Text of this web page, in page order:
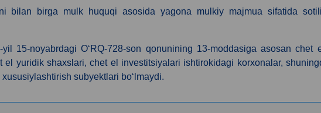
bilan birga mulk huquqi asosida yagona mulkiy majmua sifatida
15-noyabrdagi O‘RQ-728-son qonunining 13-moddasiga asosan сhet
el yuridik shaxslari, chet el investitsiyalari ishtirokidagi korxonalar,
subyektlari bo‘lmaydi.